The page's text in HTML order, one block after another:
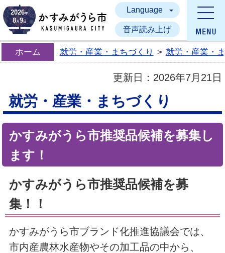
かすみがうら市
2026年
8月9日
Language
音声読み上げ
ホーム 就労・産業・まちづくり > 就労・産業・
更新日： 2026年7月21日
就労・産業・まちづくり
かすみがうら市推奨品候補を募集し
ます！
かすみがうら市推奨品候補を募
集！！
かすみがうら市ブランド化推進協議会では、
市内産農林水産物やその加工品の中から、